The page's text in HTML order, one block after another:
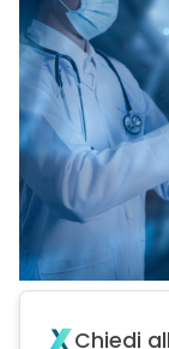
Chiedi